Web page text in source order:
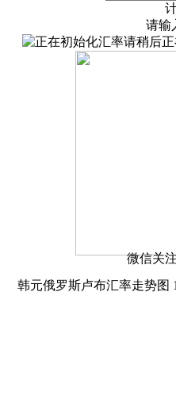
请输
微信关
韩元俄罗斯卢布汇率走势图